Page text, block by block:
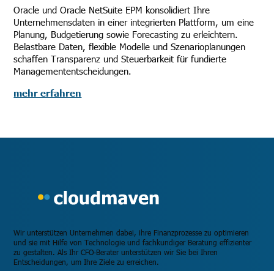
Oracle und Oracle NetSuite EPM konsolidiert Ihre
Unternehmensdaten in einer integrierten Plattform, um eine
Planung, Budgetierung sowie Forecasting zu erleichtern.
Belastbare Daten, flexible Modelle und Szenarioplanungen
schaffen Transparenz und Steuerbarkeit für fundierte
Managemententscheidungen.
mehr erfahren
Wir unterstützen Unternehmen dabei, ihre Finanzprozesse zu optimieren
und sie mit Hilfe von Technologie und fachkundiger Beratung effizienter
zu gestalten. Als Ihr CFO-Berater unterstützen wir Sie bei Ihren
Entscheidungen, um Ihre Ziele zu erreichen.